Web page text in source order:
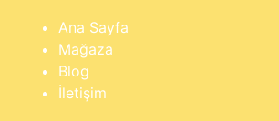
Ana Sayfa
Mağaza
Blog
İletişim